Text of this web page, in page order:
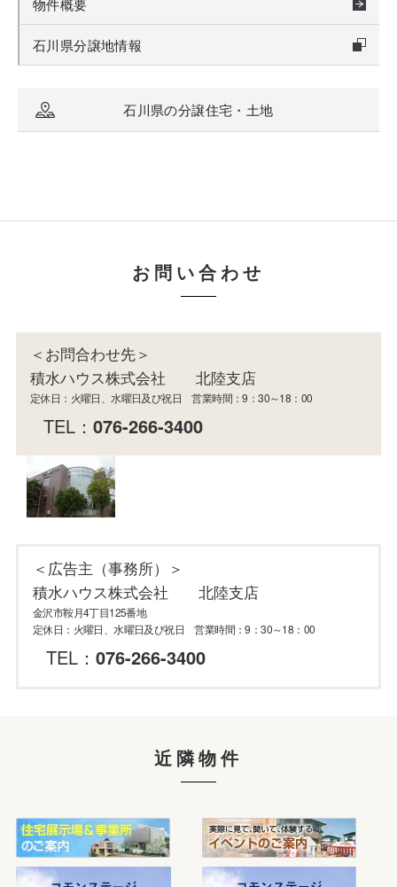
石川県分譲地情報
石川県の分譲住宅・土地
お問い合わせ
＜お問合わせ先＞
積水ハウス株式会社 北陸支店
定休日：火曜日、水曜日及び祝日 営業時間：9：30～18：00
TEL：076-266-3400
＜広告主（事務所）＞
積水ハウス株式会社 北陸支店
金沢市鞍月4丁目125番地
定休日：火曜日、水曜日及び祝日 営業時間：9：30～18：00
TEL： 076-266-3400
近隣物件